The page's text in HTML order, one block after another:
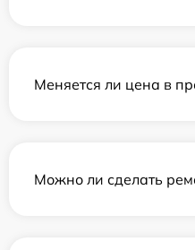
Меняется ли цена в
Можно ли сделать